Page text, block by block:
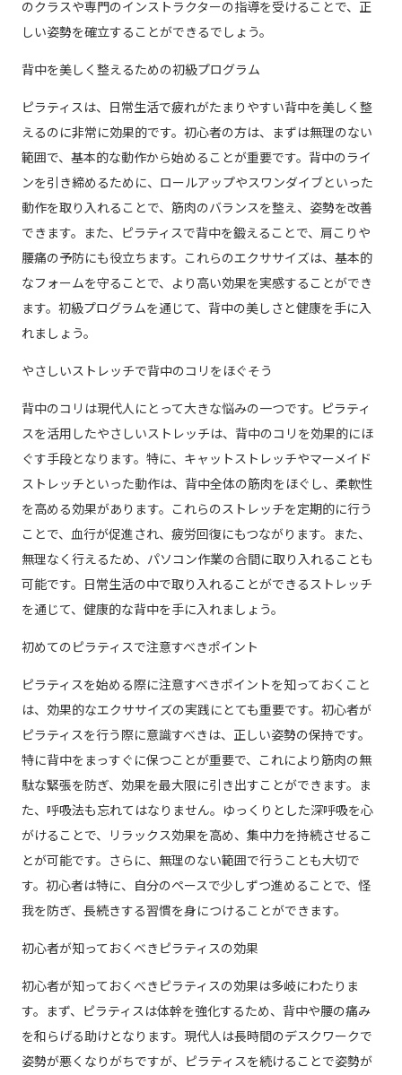
のクラスや専門のインストラクターの指導を受けることで、正
しい姿勢を確立することができるでしょう。
背中を美しく整えるための初級プログラム
ピラティスは、日常生活で疲れがたまりやすい背中を美しく整
えるのに非常に効果的です。初心者の方は、まずは無理のない
範囲で、基本的な動作から始めることが重要です。背中のライ
ンを引き締めるために、ロールアップやスワンダイブといった
動作を取り入れることで、筋肉のバランスを整え、姿勢を改善
できます。また、ピラティスで背中を鍛えることで、肩こりや
腰痛の予防にも役立ちます。これらのエクササイズは、基本的
なフォームを守ることで、より高い効果を実感することができ
ます。初級プログラムを通じて、背中の美しさと健康を手に入
れましょう。
やさしいストレッチで背中のコリをほぐそう
背中のコリは現代人にとって大きな悩みの一つです。ピラティ
スを活用したやさしいストレッチは、背中のコリを効果的にほ
ぐす手段となります。特に、キャットストレッチやマーメイド
ストレッチといった動作は、背中全体の筋肉をほぐし、柔軟性
を高める効果があります。これらのストレッチを定期的に行う
ことで、血行が促進され、疲労回復にもつながります。また、
無理なく行えるため、パソコン作業の合間に取り入れることも
可能です。日常生活の中で取り入れることができるストレッチ
を通じて、健康的な背中を手に入れましょう。
初めてのピラティスで注意すべきポイント
ピラティスを始める際に注意すべきポイントを知っておくこと
は、効果的なエクササイズの実践にとても重要です。初心者が
ピラティスを行う際に意識すべきは、正しい姿勢の保持です。
特に背中をまっすぐに保つことが重要で、これにより筋肉の無
駄な緊張を防ぎ、効果を最大限に引き出すことができます。ま
た、呼吸法も忘れてはなりません。ゆっくりとした深呼吸を心
がけることで、リラックス効果を高め、集中力を持続させるこ
とが可能です。さらに、無理のない範囲で行うことも大切で
す。初心者は特に、自分のペースで少しずつ進めることで、怪
我を防ぎ、長続きする習慣を身につけることができます。
初心者が知っておくべきピラティスの効果
初心者が知っておくべきピラティスの効果は多岐にわたりま
す。まず、ピラティスは体幹を強化するため、背中や腰の痛み
を和らげる助けとなります。現代人は長時間のデスクワークで
姿勢が悪くなりがちですが、ピラティスを続けることで姿勢が